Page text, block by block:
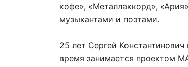
кофе», «Металлаккорд»,
музыкантами и поэтами.
25 лет Сергей
время занимается проектом